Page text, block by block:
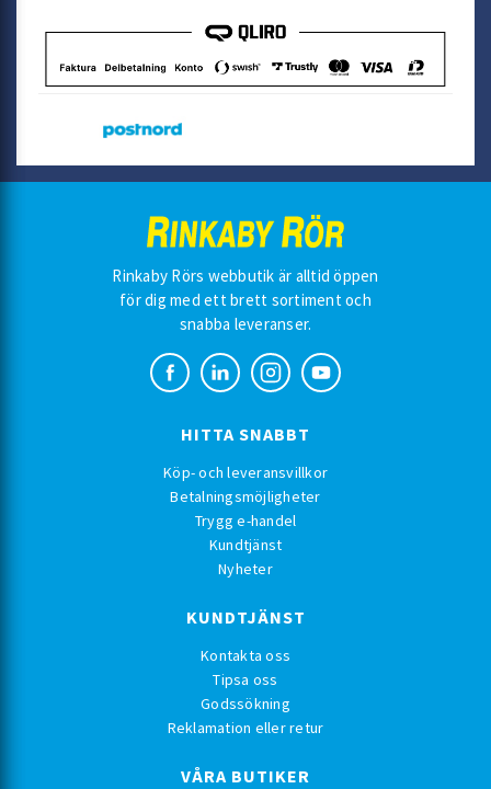
Rinkaby Rörs webbutik är alltid öppen
för dig med ett brett sortiment och
snabba leveranser.
HITTA SNABBT
Köp- och leveransvillkor
Betalningsmöjligheter
Trygg e-handel
Kundtjänst
Nyheter
KUNDTJÄNST
Kontakta oss
Tipsa oss
Godssökning
Reklamation eller retur
VÅRA BUTIKER